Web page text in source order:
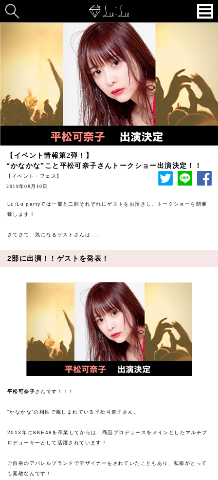
【イベント情報第2弾！】
“かなかな”こと平松可奈子さんトークショー出演決定！！
【イベント・フェス】
2019年08月10日
Lu:Lu partyでは一部と二部それぞれにゲストをお招きし、トークショーを開催
致します！
さてさて、気になるゲストさんは……
2部に出演！！ゲストを発表！
平松可奈子さんです！！！
“かなかな”の相性で親しまれている平松可奈子さん。
2013年にSKE48を卒業してからは、商品プロデュースをメインとしたマルチプ
ロデューサーとして活躍されています！
ご自身のアパレルブランドでデザイナーをされていたこともあり、私服がとって
も素敵なんです！